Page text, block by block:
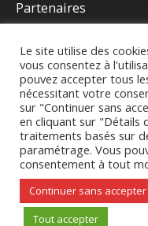
Partenaires
FAQ & fonctionnement
Mode d'emploi
T99.FR| Fièrement
Le site utilise des
vous consentez à
pouvez accepter tous
nécessitant votre
sur "Continuer sans
en cliquant sur "Détails
traitements basés sur
paramétrage. Vous
consentement à tout
Continuer sans accepter
Tout accepter